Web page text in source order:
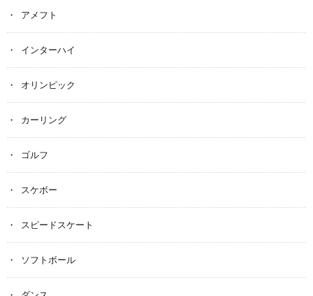
アメフト
インターハイ
オリンピック
カーリング
ゴルフ
スケボー
スピードスケート
ソフトボール